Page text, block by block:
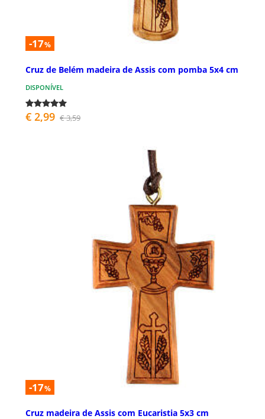
-17%
Cruz de Belém madeira de Assis com pomba 5x4 cm
DISPONÍVEL
€ 2,99 € 3,59
-17%
Cruz madeira de Assis com Eucaristia 5x3 cm